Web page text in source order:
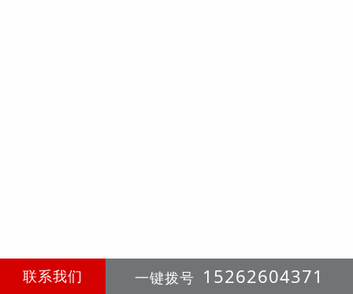
联系我们 一键拨号 15262604371